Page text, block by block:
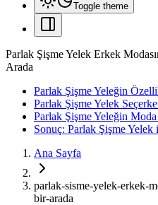
Toggle theme
Parlak Şişme Yelek Erkek
Arada
Parlak Şişme Yeleğin
Parlak Şişme Yelek
Parlak Şişme Yeleğin
Sonuç: Parlak Şişme Yelek
Ana Sayfa
parlak-sisme-yelek-erkek-
bir-arada